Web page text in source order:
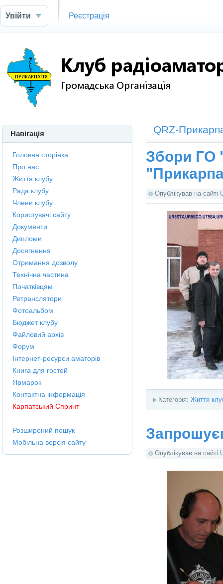
Увійти Реєстрація
QRZ-
Збори ГО
Опублікував на сайті
Категорія: Життя
Опублікував на сайті
Навігація
Головна сторінка
Про нас
Життя клубу
Рада клубу
Члени клубу
Користувачі сайту
Документи
Дипломи
Досягнення
Отримання дозволу
Технічна частина
Початківцям
Ретранслятори
Фотоальбом
Бюджет клубу
Файловий архів
Форум
Інтернет-ресурси аматорів
Книга для гостей
Ярмарок
Контактна інформація
Карпатський Спринт
Розширений пошук
Мобільна версія сайту